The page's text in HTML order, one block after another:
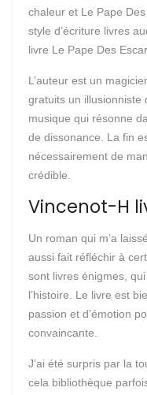
chaleur et Le Pape
style d’écriture livres
livre Le Pape Des
L’auteur est un
gratuits un illusionniste
musique qui résonne
de dissonance. La fin
nécessairement de
crédible.
Vincenot-H
Un roman qui m’a
aussi fait réfléchir à
sont livres énigmes,
l’histoire. Le livre est
passion et d’émotion
convaincante.
J’ai été surpris par la
cela bibliothèque